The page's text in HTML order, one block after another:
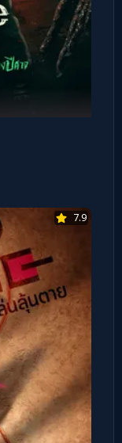
7.9